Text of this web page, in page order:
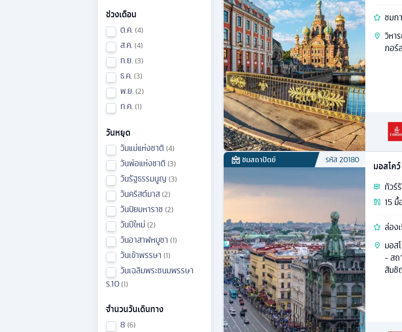
ช่วงเดือน
ต.ค. 4
ส.ค. 4
ก.ย. 3
ธ.ค. 3
พ.ย. 2
ก.ค. 1
วันหยุด
วันแม่แห่งชาติ 4
วันพ่อแห่งชาติ 3
วันรัฐธรรมนูญ 3
วันคริสต์มาส 2
วันปิยมหาราช 2
วันปีใหม่ 2
วันอาสาฬหบูชา 1
วันเข้าพรรษา 1
วันเฉลิมพระชนมพรรษา
ร.10 1
จำนวนวันเดินทาง
8 6
ชมก
วิหา
กอร์
ชมสถาปัตย์ รหัส20180
มอสโคว์
ทัวร์
15 มื้
ล่อง
มอส
- สถ
สัมชั